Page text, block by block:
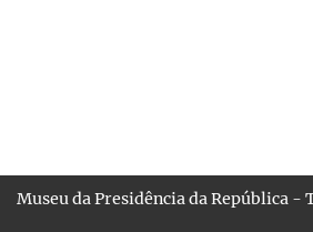
Museu da Presidência da República -